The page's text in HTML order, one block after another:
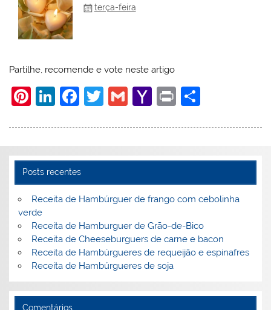
terça-feira
Partilhe, recomende e vote neste artigo
Pi
er
e
st
Li
k
dI
n
F
c
b
o
k
T
itt
G
ai
Y
h
M
l
Pr
t
ar
Posts recentes
Receita de Hambúrguer de frango com cebolinha
verde
Receita de Hamburguer de Grão-de-Bico
Receita de Cheeseburguers de carne e bacon
Receita de Hambúrgueres de requeijão e espinafres
Receita de Hambúrgueres de soja
Comentários